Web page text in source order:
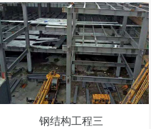
钢结构工程三